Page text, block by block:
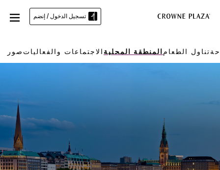
تسجيل الدخول / إنضم
تناول الطعامالمنطقة المحلية الاجتماعات والفعاليات صور